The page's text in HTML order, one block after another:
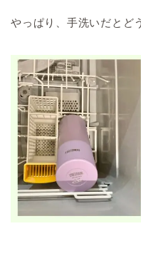
やっぱり、手洗いだとど